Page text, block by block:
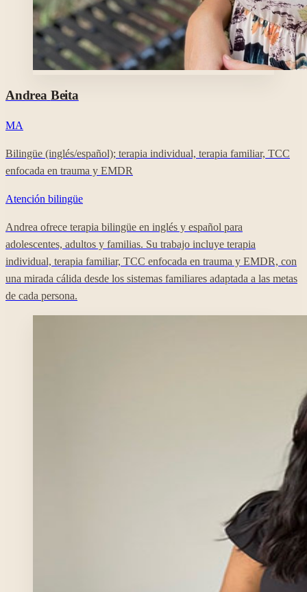
Andrea Beita
MA
Bilingüe (inglés/español); terapia individual, terapia familiar, TCC
enfocada en trauma y EMDR
Atención bilingüe
Andrea ofrece terapia bilingüe en inglés y español para
adolescentes, adultos y familias. Su trabajo incluye terapia
individual, terapia familiar, TCC enfocada en trauma y EMDR, con
una mirada cálida desde los sistemas familiares adaptada a las metas
de cada persona.